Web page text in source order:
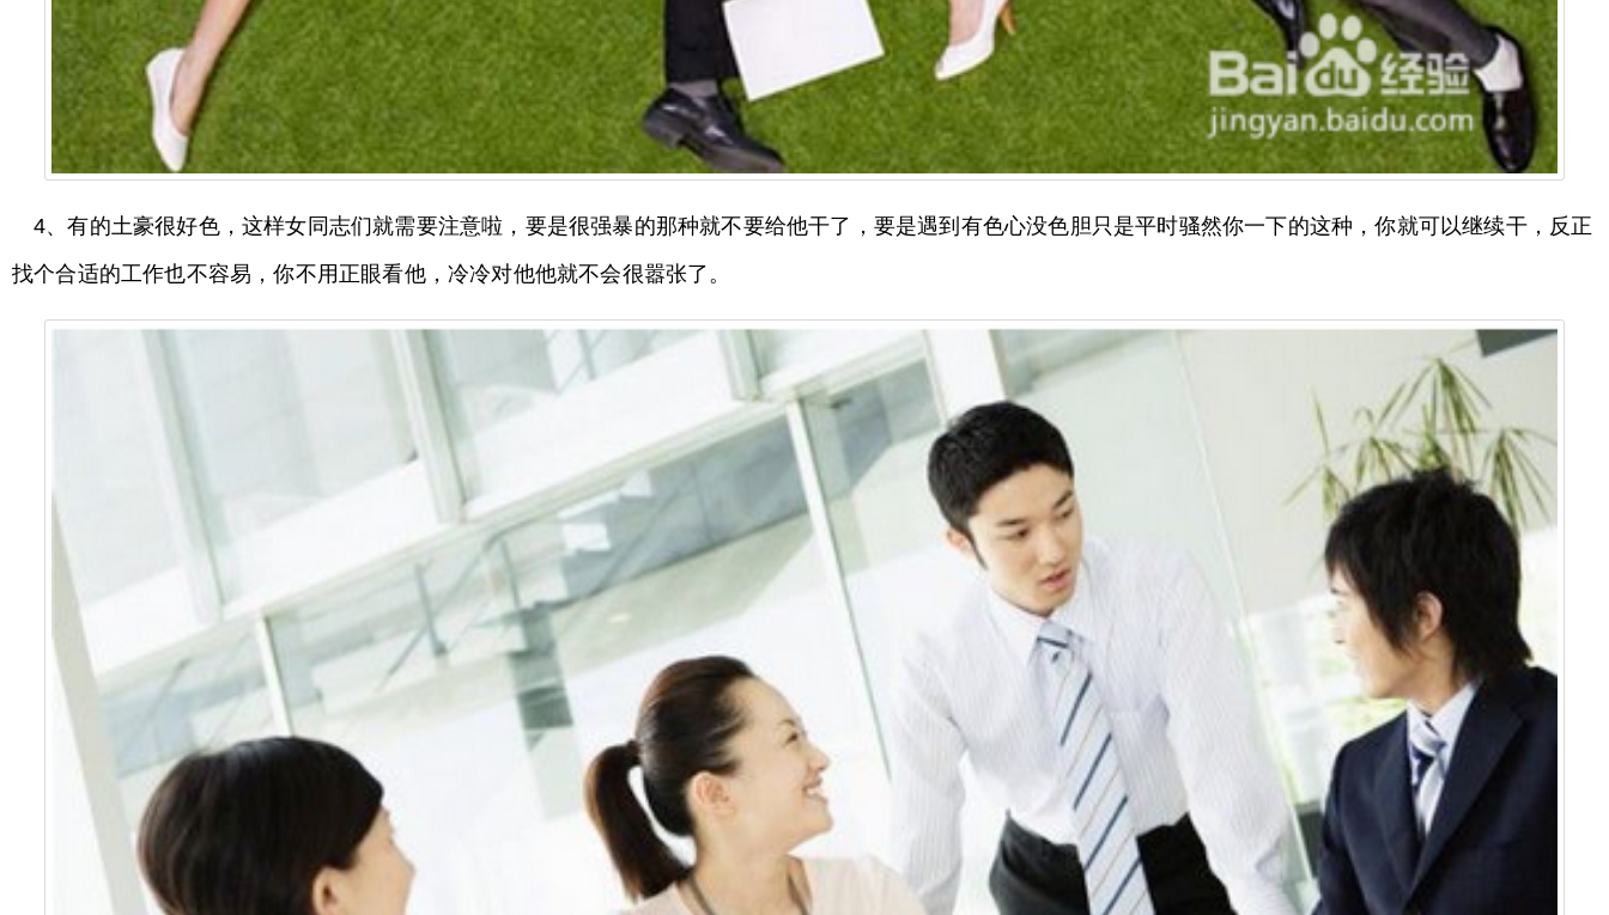
4、有的土豪很好色，这样女同志们就需要注意啦，要是很强暴的那种就不要给他干了，要是遇到有色心没色胆只是平时骚然你一下的这种，你就可以继续干，反正
找个合适的工作也不容易，你不用正眼看他，冷冷对他他就不会很嚣张了。